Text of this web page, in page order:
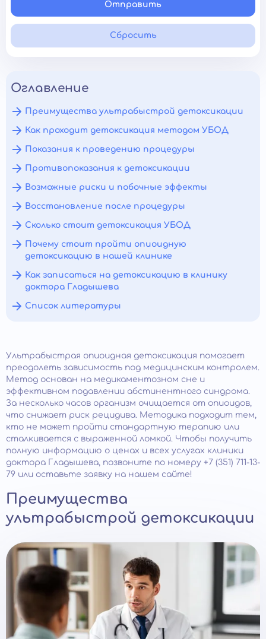
Отправить
Сбросить
Оглавление
Преимущества ультрабыстрой детоксикации
Как проходит детоксикация методом УБОД
Показания к проведению процедуры
Противопоказания к детоксикации
Возможные риски и побочные эффекты
Восстановление после процедуры
Сколько стоит детоксикация УБОД
Почему стоит пройти опиоидную
детоксикацию в нашей клинике
Как записаться на детоксикацию в клинику
доктора Гладышева
Список литературы
Ультрабыстрая опиоидная детоксикация помогает
преодолеть зависимость под медицинским контролем.
Метод основан на медикаментозном сне и
эффективном подавлении абстинентного синдрома.
За несколько часов организм очищается от опиоидов,
что снижает риск рецидива. Методика подходит тем,
кто не может пройти стандартную терапию или
сталкивается с выраженной ломкой. Чтобы получить
полную информацию о ценах и всех услугах клиники
доктора Гладышева, позвоните по номеру +7 (351) 711-13-
79 или оставьте заявку на нашем сайте!
Преимущества
ультрабыстрой детоксикации